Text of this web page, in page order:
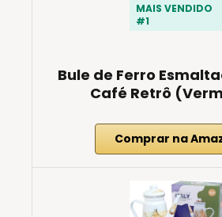
MAIS VENDIDO
#1
Bule de Ferro
Café Retrô
Comprar na